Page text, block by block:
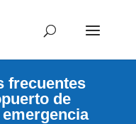
frecuentes
de